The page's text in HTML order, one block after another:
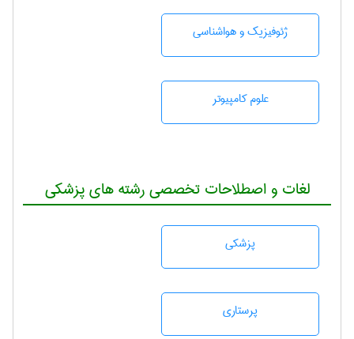
ژئوفيزيك و هواشناسی
علوم کامپیوتر
لغات و اصطلاحات تخصصی رشته های پزشکی
پزشكی
پرستاری